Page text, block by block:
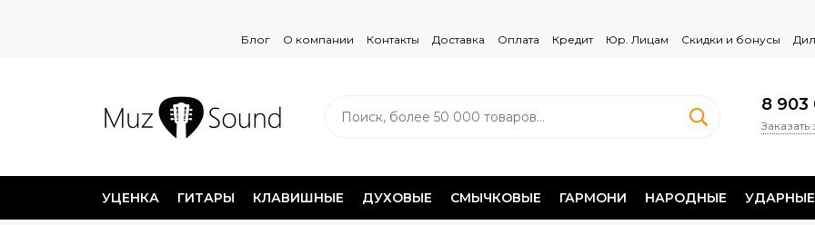
Блог О компании Контакты Доставка Оплата Кредит Юр. Лицам Скидки и бонусы
8 903
УЦЕНКА ГИТАРЫ КЛАВИШНЫЕ ДУХОВЫЕ СМЫЧКОВЫЕ ГАРМОНИ НАРОДНЫЕ УДАРНЫЕ